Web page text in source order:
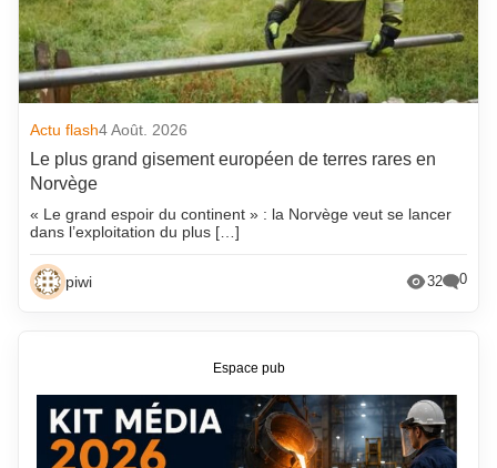
Actu flash4 Août. 2026
Le plus grand gisement européen de terres rares en
Norvège
« Le grand espoir du continent » : la Norvège veut se lancer
dans l’exploitation du plus […]
piwi 32 0
Espace pub